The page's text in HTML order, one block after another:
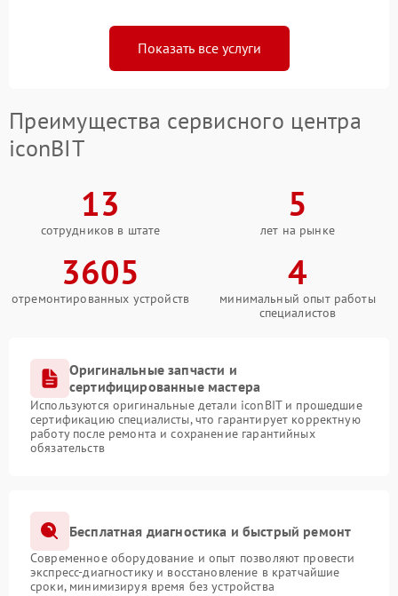
Показать все услуги
Преимущества сервисного центра
iconBIT
13
сотрудников в штате
5
лет на рынке
3605
отремонтированных устройств
4
минимальный опыт работы
специалистов
Оригинальные запчасти и
сертифицированные мастера
Используются оригинальные детали iconBIT и прошедшие
сертификацию специалисты, что гарантирует корректную
работу после ремонта и сохранение гарантийных
обязательств
Бесплатная диагностика и быстрый ремонт
Современное оборудование и опыт позволяют провести
экспресс-диагностику и восстановление в кратчайшие
сроки, минимизируя время без устройства